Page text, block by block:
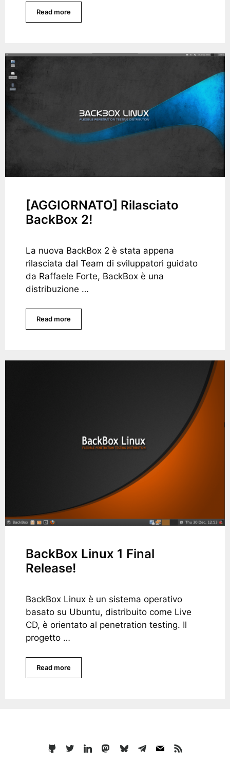
Read more
[AGGIORNATO] Rilasciato
BackBox 2!
La nuova BackBox 2 è stata appena
rilasciata dal Team di sviluppatori guidato
da Raffaele Forte, BackBox è una
distribuzione …
Read more
BackBox Linux 1 Final
Release!
BackBox Linux è un sistema operativo
basato su Ubuntu, distribuito come Live
CD, è orientato al penetration testing. Il
progetto …
Read more